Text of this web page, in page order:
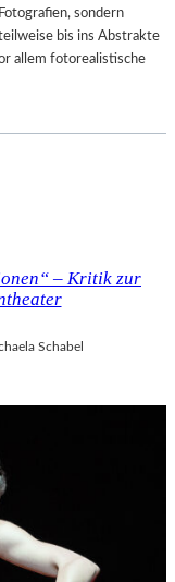
sondern
bis ins Abstrakte
allem fotorealistische
– Kritik zur
Schabel